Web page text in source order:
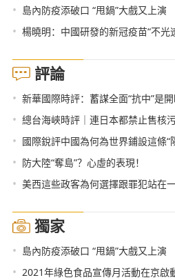
• 島內防疫添破口 “甩鍋”大戲又上演
• 楊曉明：中國研發的新冠疫苗“不光
評論
• 新華國際時評：蓄謀全面“抗中”是
• 總台海峽時評｜連日本都禁止售核污染
• 國際銳評中國為何為世界鋪設這條“
• 防大陸“奪島”？心虛的表現！
• 美西這些政客為何選擇跟罪犯站在
獨家
• 島內防疫添破口 “甩鍋”大戲又上演
• 2021年綠色食品宣傳月活動在京啟